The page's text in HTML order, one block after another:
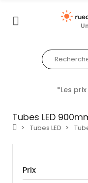
*Les
Tubes LED
Tubes LED
Prix